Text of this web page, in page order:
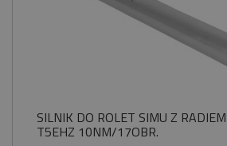
SILNIK DO ROLET SIMU Z
T5EHZ 10NM/17OBR.